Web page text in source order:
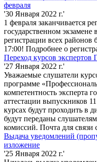
февраля
'30 Января 2022 г.'
1 февраля заканчивается
государственном
регистрации всех районов
17:00! Подробнее о
Переход курсов
'27 Января 2022 г.'
Уважаемые слушатели
программе
компетентность эксперта
аттестации выпускников
курсах будут проходить в
будут переданы
комиссий. Почта для
Выдача уведомлений
изложение
'25 Января 2022 г.'